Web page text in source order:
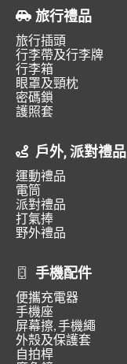
旅行禮品
旅行插頭
行李帶及行李牌
行李箱
眼罩及頸枕
密碼鎖
護照套
戶外, 派對禮品
運動禮品
電筒
派對禮品
打氣捧
野外禮品
手機配件
便攜充電器
手機座
屏幕擦, 手機繩
外殼及保護套
自拍桿